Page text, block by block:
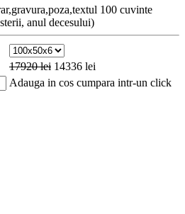
100 cuvinte
anul decesului)
17920lei 14336 lei
Adauga in cos cumpara intr-un click